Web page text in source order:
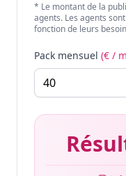
* Le montant de la
agents. Les agents
fonction de leurs
Pack mensuel (€ /